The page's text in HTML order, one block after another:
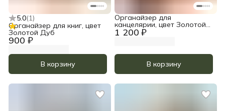
5.0(1)
900 ₽
Органайзер для книг, цвет
Золотой Дуб
В корзину
1 200 ₽
Органайзер для
канцелярии, цвет Золотой
дуб
В корзину